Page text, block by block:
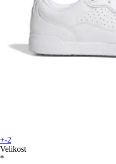
+-2
Velikost
*